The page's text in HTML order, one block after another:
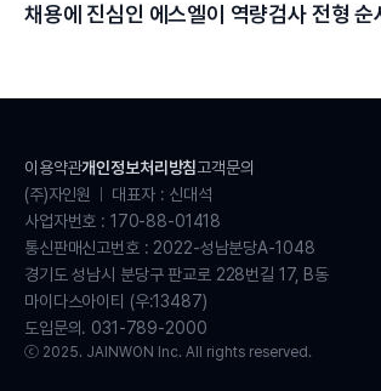
채용에 진심인 에스엘이 역량검사 전형 순
이용약관개인정보처리방침고객문의
(주)자인원
대표자 : 신대석
사업자번호 : 170-88-01418
통신판매신고번호 : 2022-성남분당A-1048
경기도 성남시 분당구 판교로 228번길 17, B동
마이다스아이티 (우:13487)
도입문의. 031-789-2000
ⓒ 2025. JAINWON Inc. All rights reserved.